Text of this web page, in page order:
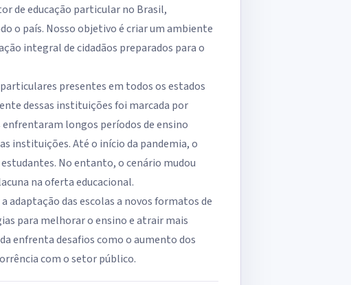
de educação particular no Brasil,
o país. Nosso objetivo é criar um ambiente
integral de cidadãos preparados para o
presentes em todos os estados
dessas instituições foi marcada por
longos períodos de ensino
instituições. Até o início da pandemia, o
No entanto, o cenário mudou
na oferta educacional.
adaptação das escolas a novos formatos de
para melhorar o ensino e atrair mais
enfrenta desafios como o aumento dos
com o setor público.